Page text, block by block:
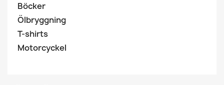
Böcker
Ölbryggning
T-shirts
Motorcyckel